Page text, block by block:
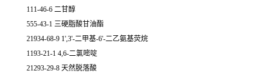
111-46-6 二甘醇
555-43-1 三硬脂酸甘油酯
21934-68-9 1',3'-二甲基-6'-二乙氨基荧烷
1193-21-1 4,6-二氯嘧啶
21293-29-8 天然脱落酸